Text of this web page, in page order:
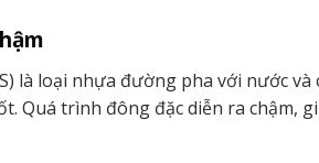
là loại nhựa đường pha với nước
Quá trình đông đặc diễn ra chậm,